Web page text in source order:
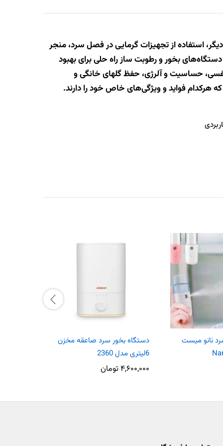
استفاده از تجهیزات گرمایی در فصل سرد، منجر
بخور و رطوبت ساز راه حلی برای بهبود
حساسیت و آلرژی، حفظ گلهای خانگی و
هرکدام فواید و ویژگی‌های خاص خود را دارند.
نانو میست
دستگاه بخور سرد صاعقه مخزن
6لیتری مدل 2360
۴,۶۰۰,۰۰۰ تومان